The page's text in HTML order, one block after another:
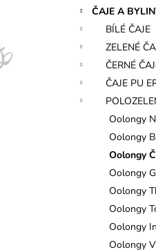
ČAJE A
BÍLÉ ČAJE
ZELENÉ
ČERNÉ
ČAJE PU
Oolongy
Oolongy
Oolongy
Oolongy
Oolongy
Oolongy
Oolongy
Oolongy